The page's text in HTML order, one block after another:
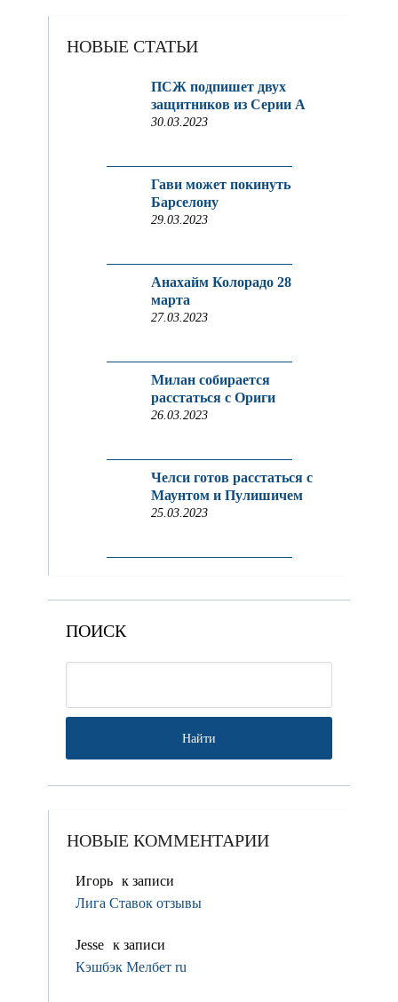
НОВЫЕ СТАТЬИ
ПСЖ подпишет двух
защитников из Серии A
30.03.2023
Гави может покинуть
Барселону
29.03.2023
Анахайм Колорадо 28
марта
27.03.2023
Милан собирается
расстаться с Ориги
26.03.2023
Челси готов расстаться с
Маунтом и Пулишичем
25.03.2023
ПОИСК
НОВЫЕ КОММЕНТАРИИ
Игорь к записи
Лига Ставок отзывы
Jesse к записи
Кэшбэк Мелбет ru